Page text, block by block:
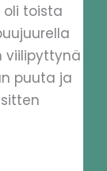
oli toista
viilipyttynä
puuta ja